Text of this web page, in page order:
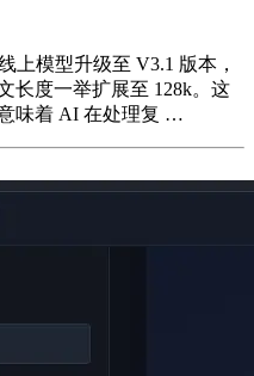
上模型升级至 V3.1 版本，
长度一举扩展至 128k。这
味着 AI 在处理复 …